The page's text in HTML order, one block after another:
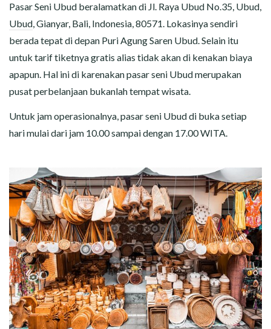
Pasar Seni Ubud beralamatkan di Jl. Raya Ubud No.35, Ubud,
Ubud, Gianyar, Bali, Indonesia, 80571. Lokasinya sendiri
berada tepat di depan Puri Agung Saren Ubud. Selain itu
untuk tarif tiketnya gratis alias tidak akan di kenakan biaya
apapun. Hal ini di karenakan pasar seni Ubud merupakan
pusat perbelanjaan bukanlah tempat wisata.
Untuk jam operasionalnya, pasar seni Ubud di buka setiap
hari mulai dari jam 10.00 sampai dengan 17.00 WITA.